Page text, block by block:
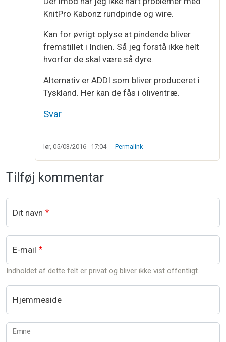
KnitPro Kabonz rundpinde og wire.
Kan for øvrigt oplyse at pindende bliver
fremstillet i Indien. Så jeg forstå ikke helt
hvorfor de skal være så dyre.
Alternativ er ADDI som bliver produceret i
Tyskland. Her kan de fås i oliventræ.
Svar
lør, 05/03/2016 - 17:04 Permalink
Tilføj kommentar
Dit navn
E-mail
Indholdet af dette felt er privat og bliver ikke vist offentligt.
Hjemmeside
Emne